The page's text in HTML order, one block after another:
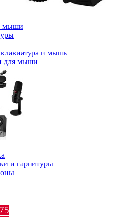
мыши
и мышь
для мыши
и гарнитуры